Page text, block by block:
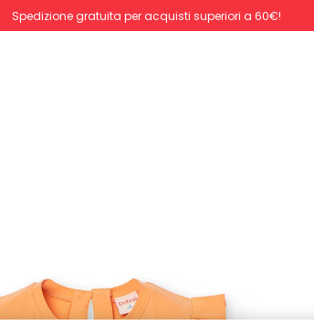
Spedizione gratuita per acquisti superiori a 60€!